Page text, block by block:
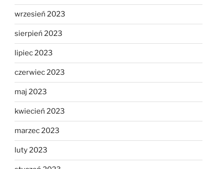
wrzesień 2023
sierpień 2023
lipiec 2023
czerwiec 2023
maj 2023
kwiecień 2023
marzec 2023
luty 2023